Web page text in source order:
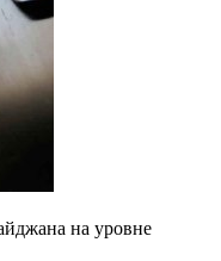
на уровне